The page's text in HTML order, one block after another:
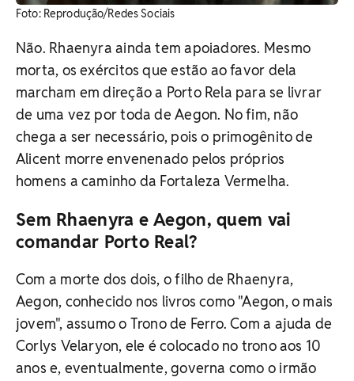
Foto: Reprodução/Redes Sociais
Não. Rhaenyra ainda tem apoiadores. Mesmo
morta, os exércitos que estão ao favor dela
marcham em direção a Porto Rela para se livrar
de uma vez por toda de Aegon. No fim, não
chega a ser necessário, pois o primogênito de
Alicent morre envenenado pelos próprios
homens a caminho da Fortaleza Vermelha.
Sem Rhaenyra e Aegon, quem vai
comandar Porto Real?
Com a morte dos dois, o filho de Rhaenyra,
Aegon, conhecido nos livros como "Aegon, o mais
jovem", assumo o Trono de Ferro. Com a ajuda de
Corlys Velaryon, ele é colocado no trono aos 10
anos e, eventualmente, governa como o irmão